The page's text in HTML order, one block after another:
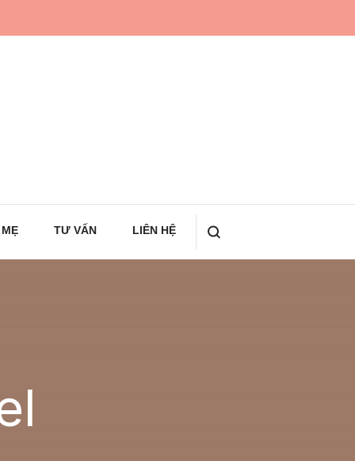
TƯ VẤN LIÊN HỆ